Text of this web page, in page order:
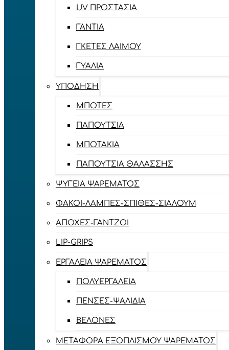
UV ΠΡΟΣΤΑΣΊΑ
ΓΆΝΤΙΑ
ΓΚΈΤΕΣ ΛΑΊΜΟΥ
ΓΥΑΛΙΆ
ΥΠΌΔΗΣΗ
ΜΠΌΤΕΣ
ΠΑΠΟΎΤΣΙΑ
ΜΠΟΤΆΚΙΑ
ΠΑΠΟΎΤΣΙΑ ΘΑΛΆΣΣΗΣ
ΨΥΓΕΊΑ ΨΑΡΈΜΑΤΟΣ
ΦΑΚΟΊ-ΛΆΜΠΕΣ-ΣΠΊΘΕΣ-ΣΊΑΛΟΥΜ
ΑΠΌΧΕΣ-ΓΆΝΤΖΟΙ
LIP-GRIPS
EΡΓΑΛΕΊΑ ΨΑΡΈΜΑΤΟΣ
ΠΟΛΥΕΡΓΑΛΕΊΑ
ΠΈΝΣΕΣ-ΨΑΛΊΔΙΑ
ΒΕΛΌΝΕΣ
ΜΕΤΑΦΟΡΆ ΕΞΟΠΛΙΣΜΟΎ ΨΑΡΈΜΑΤΟΣ